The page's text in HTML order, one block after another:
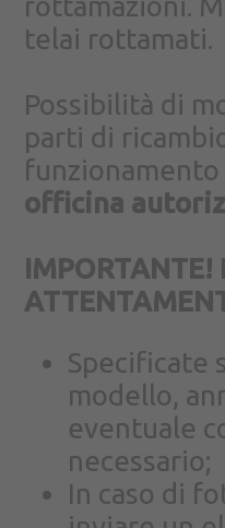
telai rottamati.
Possibilità di
parti di
funzionamento
officina
IMPORTANTE!
Specificate
modello,
eventuale
necessario;
In caso di